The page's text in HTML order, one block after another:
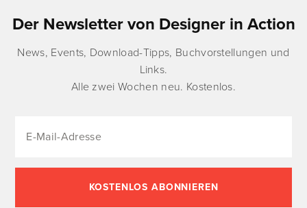
Der Newsletter von Designer in Action
News, Events, Download-Tipps, Buchvorstellungen und
Links.
Alle zwei Wochen neu. Kostenlos.